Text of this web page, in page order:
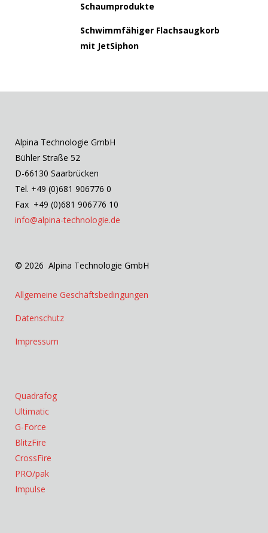
Schaumprodukte
Schwimmfähiger Flachsaugkorb
mit JetSiphon
Alpina Technologie GmbH
Bühler Straße 52
D-66130 Saarbrücken
Tel. +49 (0)681 906776 0
Fax +49 (0)681 906776 10
info@alpina-technologie.de
© 2026 Alpina Technologie GmbH
Allgemeine Geschäftsbedingungen
Datenschutz
Impressum
Quadrafog
Ultimatic
G-Force
BlitzFire
CrossFire
PRO/pak
Impulse